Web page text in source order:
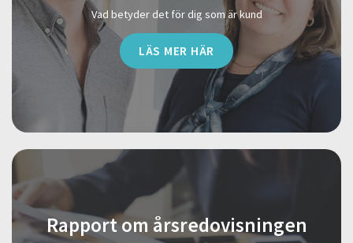
Vad betyder det för dig som är kund
LÄS MER HÄR
Rapport om årsredovisningen